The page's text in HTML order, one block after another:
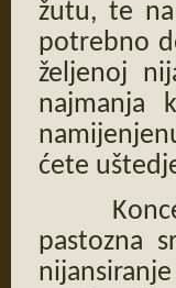
žutu, te
potrebno
željenoj
najmanja
ćete
pastozna